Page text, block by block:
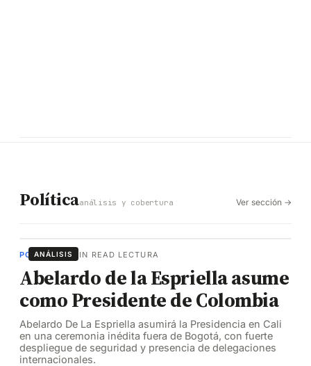
Políticaanálisis y cobertura Ver sección →
ANÁLISIS
POLÍTICA·2 MIN READ LECTURA
Abelardo de la Espriella asume
como Presidente de Colombia
Abelardo De La Espriella asumirá la Presidencia en Cali
en una ceremonia inédita fuera de Bogotá, con fuerte
despliegue de seguridad y presencia de delegaciones
internacionales.